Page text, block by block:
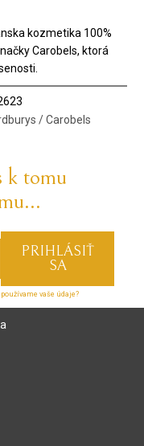
kozmetika 100%
Carobels, ktorá
/ Carobels
k tomu
vaše údaje?